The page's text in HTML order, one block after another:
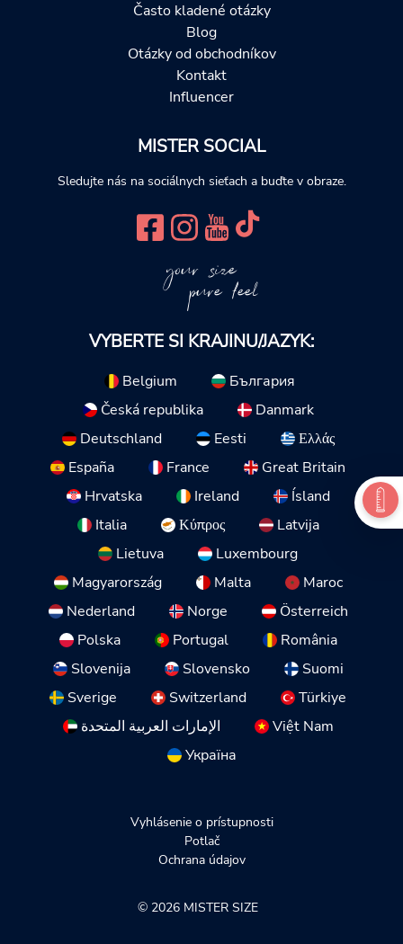
Často kladené otázky
Blog
Otázky od obchodníkov
Kontakt
Influencer
MISTER SOCIAL
Sledujte nás na sociálnych sieťach a buďte v obraze.
your size
pure feel
VYBERTE SI KRAJINU/JAZYK:
Belgium
България
Česká republika
Danmark
Deutschland
Eesti
Ελλάς
España
France
Great Britain
Hrvatska
Ireland
Ísland
Italia
Κύπρος
Latvija
Lietuva
Luxembourg
Magyarország
Malta
Maroc
Nederland
Norge
Österreich
Polska
Portugal
România
Slovenija
Slovensko
Suomi
Sverige
Switzerland
Türkiye
الإمارات العربية المتحدة
Việt Nam
Україна
Vyhlásenie o prístupnosti
Potlač
Ochrana údajov
© 2026 MISTER SIZE